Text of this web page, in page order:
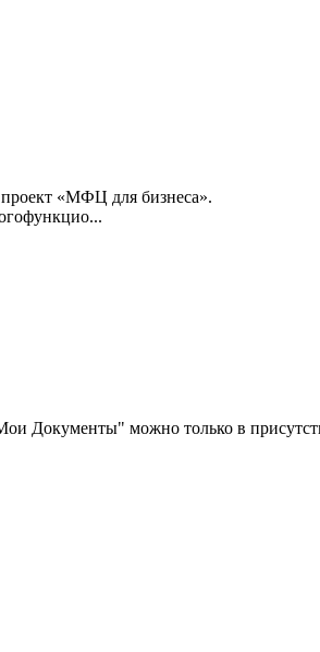
проект «МФЦ для бизнеса».
Документы" можно только в